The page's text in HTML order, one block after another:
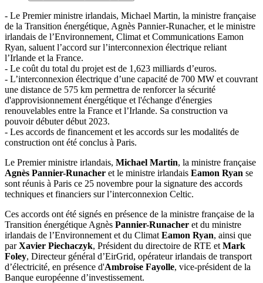
- Le Premier ministre irlandais, Michael Martin, la ministre française
de la Transition énergétique, Agnès Pannier-Runacher, et le ministre
irlandais de l’Environnement, Climat et Communications Eamon
Ryan, saluent l’accord sur l’interconnexion électrique reliant
l’Irlande et la France.
- Le coût du total du projet est de 1,623 milliards d’euros.
- L’interconnexion électrique d’une capacité de 700 MW et couvrant
une distance de 575 km permettra de renforcer la sécurité
d'approvisionnement énergétique et l'échange d'énergies
renouvelables entre la France et l’Irlande. Sa construction va
pouvoir débuter début 2023.
- Les accords de financement et les accords sur les modalités de
construction ont été conclus à Paris.
Le Premier ministre irlandais, Michael Martin, la ministre française
Agnès Pannier-Runacher et le ministre irlandais Eamon Ryan se
sont réunis à Paris ce 25 novembre pour la signature des accords
techniques et financiers sur l’interconnexion Celtic.
Ces accords ont été signés en présence de la ministre française de la
Transition énergétique Agnès Pannier-Runacher et du ministre
irlandais de l’Environnement et du Climat Eamon Ryan, ainsi que
parXavier Piechaczyk, Président du directoire de RTE et Mark
Foley, Directeur général d’EirGrid, opérateur irlandais de transport
d’électricité, en présence d'Ambroise Fayolle, vice-président de la
Banque européenne d’investissement.